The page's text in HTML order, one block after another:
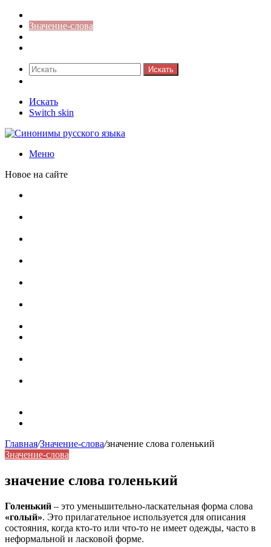
Значение-слова
Искать
Искать
Switch skin
Меню
Новое на сайте
Главная/Значение-слова/значение слова голенький
Значение-слова
значение слова голенький
Голенький – это уменьшительно-ласкательная форма слова
«голый». Это прилагательное используется для описания
состояния, когда кто-то или что-то не имеет одежды, часто в
неформальной и ласковой форме.